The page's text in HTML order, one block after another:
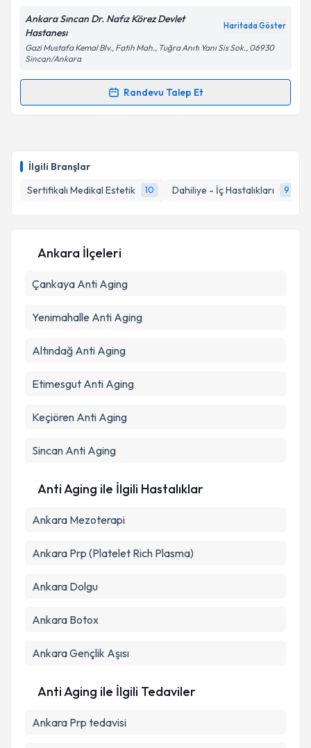
İlgili Branşlar
Sertifikalı Medikal Estetik
10 Dahiliye - İç Hastalıkları 9
Metni'ni okudum ve kişisel verilerimin belirtilen
kapsamda işlenmesini kabul ediyorum.
Ankara Sıncan Dr. Nafız Körez Devlet
Hastanesı
Haritada Göster
Gazi Mustafa Kemal Blv., Fatih Mah., Tuğra Anıtı Yanı Sis Sok., 06930
Sincan/Ankara
Randevu Talep Et
Randevu Takvimi Talebi
takvim hazırlandığında e-posta ile bilgilendireceğiz.
Metni'ni okudum ve kişisel verilerimin belirtilen
Ankara İlçeleri
Çankaya Anti Aging
Yenimahalle Anti Aging
Altındağ Anti Aging
Etimesgut Anti Aging
Keçiören Anti Aging
Sincan Anti Aging
Anti Aging ile İlgili Hastalıklar
Ankara Mezoterapi
Ankara Prp (Platelet Rich Plasma)
Ankara Dolgu
Ankara Botox
Ankara Gençlik Aşısı
Anti Aging ile İlgili Tedaviler
Ankara Prp tedavisi